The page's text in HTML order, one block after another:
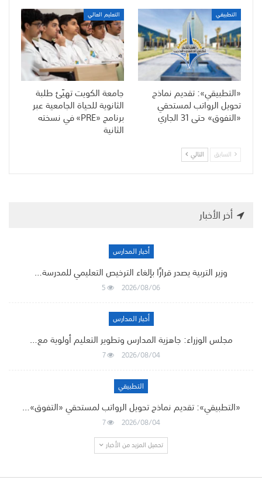
التطبيقي
«التطبيقي»: تقديم نماذج
تحويل الرواتب لمستحقي
«التفوق» حتى 31 الجاري
التعليم العالي
جامعة الكويت تهيّئ طلبة
الثانوية للحياة الجامعية عبر
برنامج «PRE» في نسخته
الثانية
السابق التالي
أخر الأخبار
أخبار المدارس
وزير التربية يصدر قرارًا بإلغاء الترخيص التعليمي للمدرسة…
2026/08/06
5
أخبار المدارس
مجلس الوزراء: جاهزية المدارس وتطوير التعليم أولوية مع…
2026/08/04
7
التطبيقي
«التطبيقي»: تقديم نماذج تحويل الرواتب لمستحقي «التفوق»…
2026/08/04
7
تحميل المزيد من الأخبار